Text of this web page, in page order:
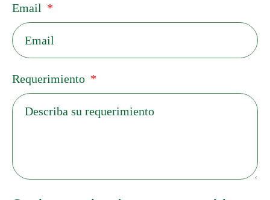
Email
Requerimiento